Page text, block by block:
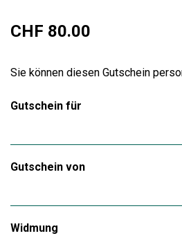
CHF 80.00
Sie können diesen Gutschein
Gutschein für
Gutschein von
Widmung